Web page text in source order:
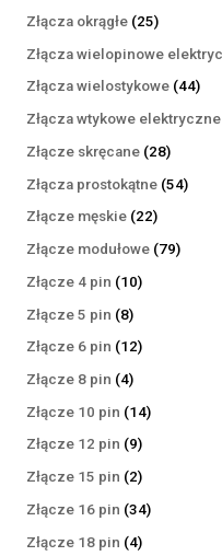
Złącza okrągłe 2525
produktów
Złącza wielopinowe
Złącza wielostykowe 4444
Złącza wtykowe elektryczne
Złącze skręcane 2828
Złącza prostokątne 5454
Złącze męskie 2222
produkty
Złącze modułowe 7979
Złącze 4 pin 1010
Złącze 5 pin 88
produktów
Złącze 6 pin 1212
Złącze 8 pin 44
produkty
Złącze 10 pin 1414
Złącze 12 pin 99
produktów
Złącze 15 pin 22
produkty
Złącze 16 pin 3434
Złącze 18 pin 44